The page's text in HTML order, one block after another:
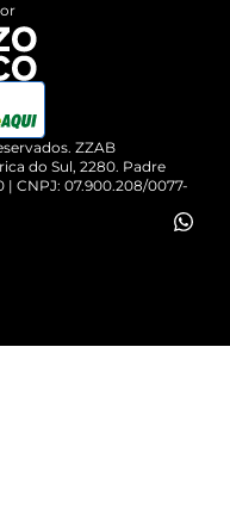
ZZAB
do Sul, 2280. Padre
| CNPJ: 07.900.208/0077-